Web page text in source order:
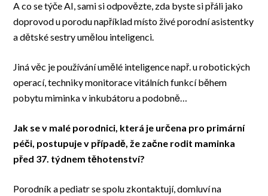
A co se týče AI, sami si odpovězte, zda byste si přáli jako
doprovod u porodu například místo živé porodní asistentky
a dětské sestry umělou inteligenci.
Jiná věc je používání umělé inteligence např. u robotických
operací, techniky monitorace vitálních funkcí během
pobytu miminka v inkubátoru a podobně…
Jak se v malé porodnici, která je určena pro primární
péči, postupuje v případě, že začne rodit maminka
před 37. týdnem těhotenství?
Porodník a pediatr se spolu zkontaktují, domluví na